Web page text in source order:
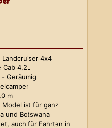
Landcruiser 4x4
Cab 4,2L
- Geräumig
m
Model ist für ganz
und Botswana
auch für Fahrten in